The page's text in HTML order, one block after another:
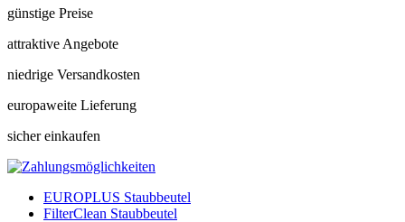
günstige Preise
attraktive Angebote
niedrige Versandkosten
europaweite Lieferung
sicher einkaufen
EUROPLUS Staubbeutel
FilterClean Staubbeutel